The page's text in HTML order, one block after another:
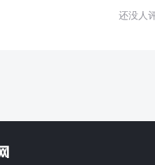
还没人